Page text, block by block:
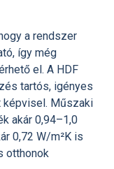
a rendszer
így még
el. A HDF
tartós, igényes
képvisel. Műszaki
akár 0,94–1,0
0,72 W/m²K is
otthonok